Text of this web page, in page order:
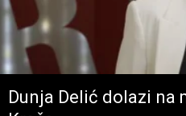
Dunja Delić dolazi na